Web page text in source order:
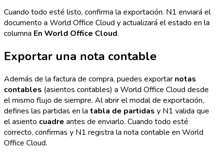
Cuando todo esté listo, confirma la exportación. N1 enviará el
documento a World Office Cloud y actualizará el estado en la
columna En World Office Cloud.
Exportar una nota contable
Además de la factura de compra, puedes exportar notas
contables (asientos contables) a World Office Cloud desde
el mismo flujo de siempre. Al abrir el modal de exportación,
defines las partidas en la tabla de partidas y N1 valida que
el asiento cuadre antes de enviarlo. Cuando todo esté
correcto, confirmas y N1 registra la nota contable en World
Office Cloud.